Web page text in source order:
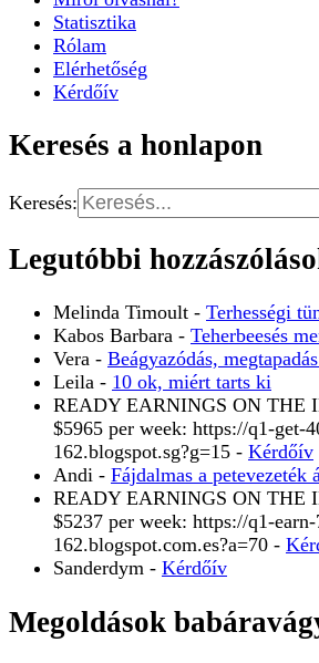
Statisztika
Rólam
Elérhetőség
Kérdőív
Keresés a honlapon
Keresés:
Legutóbbi
Melinda Timoult - Terhességi
Kabos Barbara - Teherbeesés
Vera - Beágyazódás,
Leila - 10 ok, miért tarts ki
READY EARNINGS ON THE
$5965 per week: https://q1-get-
162.blogspot.sg?g=15 - Kérdőív
Andi - Fájdalmas a petevezeték
READY EARNINGS ON THE
$5237 per week: https://q1-
162.blogspot.com.es?a=70 -
Sanderdym - Kérdőív
Megoldások